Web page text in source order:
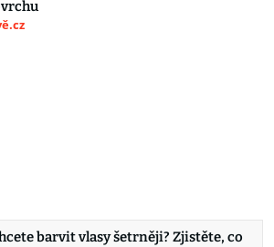
barvit vlasy šetrněji? Zjistěte, co